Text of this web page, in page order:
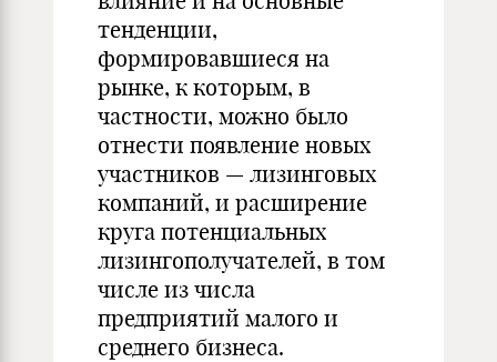
тенденции,
формировавшиеся на
рынке, к которым, в
частности, можно было
отнести появление новых
участников — лизинговых
компаний, и расширение
круга потенциальных
лизингополучателей, в том
числе из числа
предприятий малого и
среднего бизнеса.